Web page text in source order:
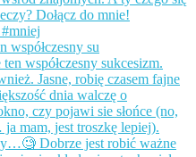
współczesny su